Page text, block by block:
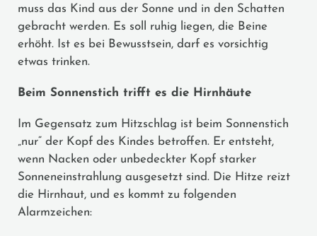
muss das Kind aus der Sonne und in den Schatten
gebracht werden. Es soll ruhig liegen, die Beine
erhöht. Ist es bei Bewusstsein, darf es vorsichtig
etwas trinken.
Beim Sonnenstich trifft es die Hirnhäute
Im Gegensatz zum Hitzschlag ist beim Sonnenstich
„nur“ der Kopf des Kindes betroffen. Er entsteht,
wenn Nacken oder unbedeckter Kopf starker
Sonneneinstrahlung ausgesetzt sind. Die Hitze reizt
die Hirnhaut, und es kommt zu folgenden
Alarmzeichen: